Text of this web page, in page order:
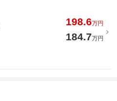
198.6万円
184.7万円